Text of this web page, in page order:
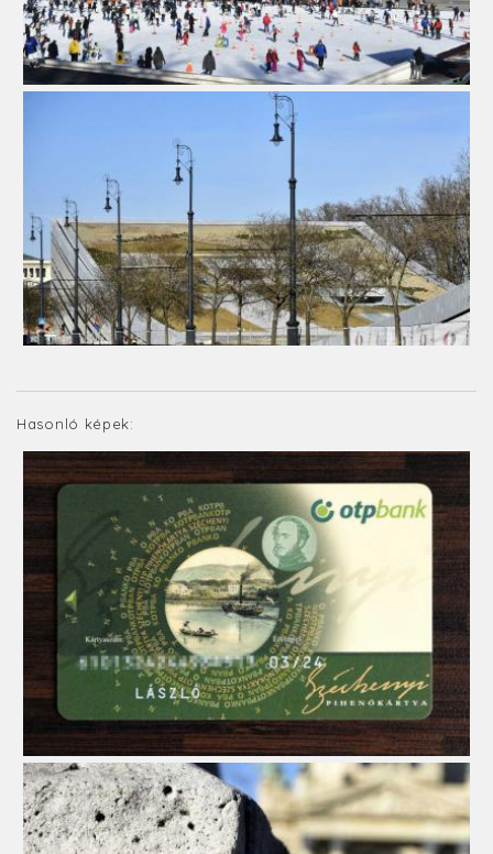
Hasonló képek: